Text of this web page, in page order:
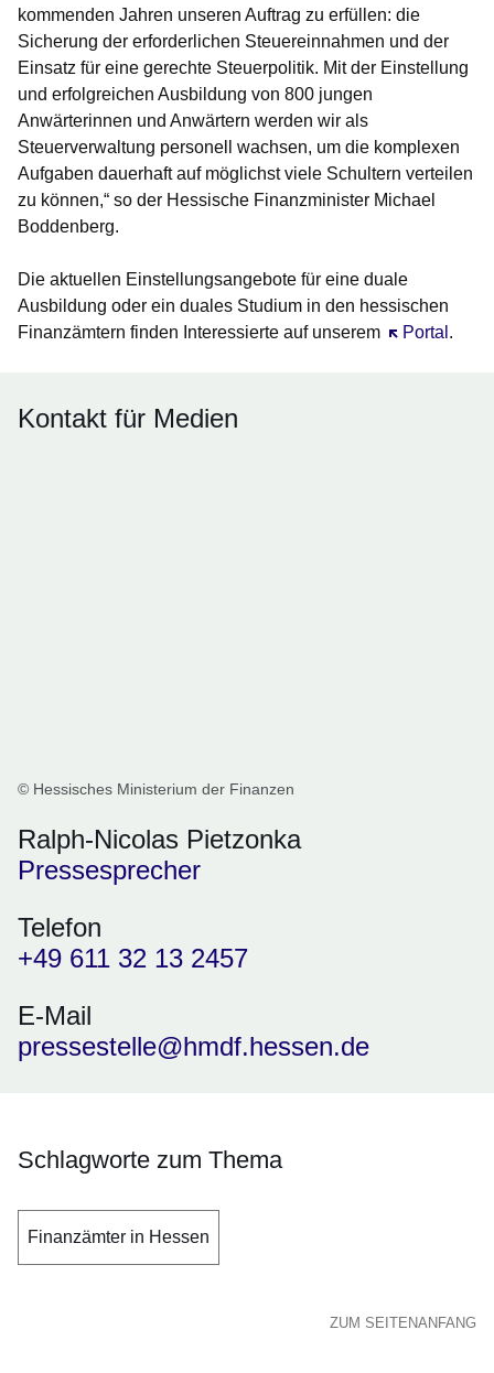
kommenden Jahren unseren Auftrag zu erfüllen: die
Sicherung der erforderlichen Steuereinnahmen und der
Einsatz für eine gerechte Steuerpolitik. Mit der Einstellung
und erfolgreichen Ausbildung von 800 jungen
Anwärterinnen und Anwärtern werden wir als
Steuerverwaltung personell wachsen, um die komplexen
Aufgaben dauerhaft auf möglichst viele Schultern verteilen
zu können,“ so der Hessische Finanzminister Michael
Boddenberg.
Die aktuellen Einstellungsangebote für eine duale
Ausbildung oder ein duales Studium in den hessischen
Finanzämtern finden Interessierte auf unserem
Portal
Öffnet sich
.
Kontakt für Medien
© Hessisches Ministerium der Finanzen
Ralph-Nicolas Pietzonka
Pressesprecher
Telefon
+49 611 32 13 2457
E-Mail
pressestelle@hmdf.hessen.de
Schlagworte zum Thema
Finanzämter in Hessen
ZUM SEITENANFANG